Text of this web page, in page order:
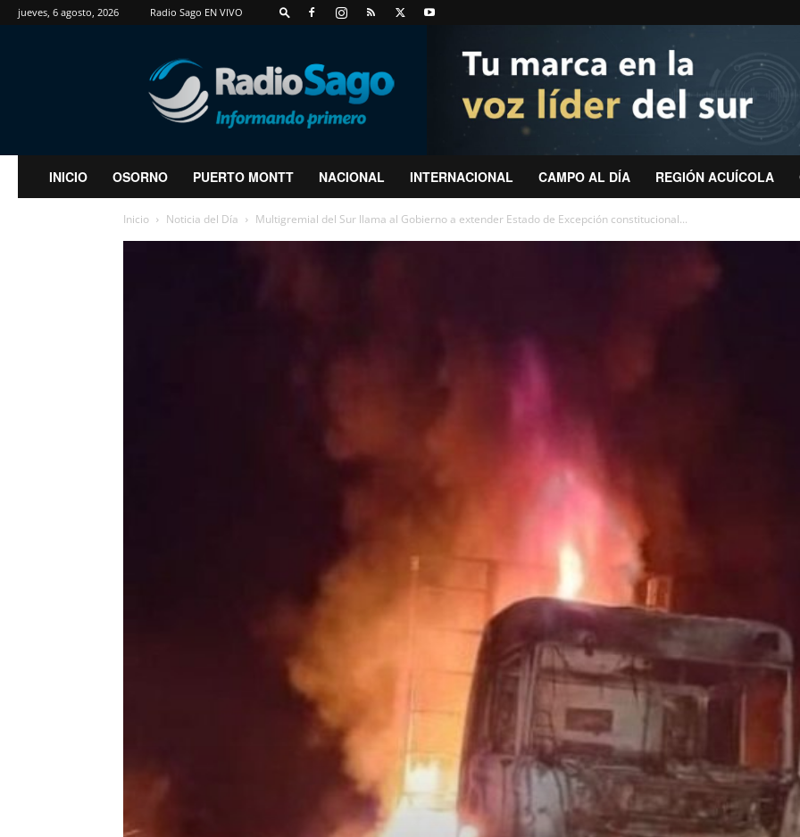
jueves, 6 agosto, 2026 Radio Sago EN VIVO
RadioSago
INICIO OSORNO PUERTO MONTT NACIONAL INTERNACIONAL CAMPO AL DÍA REGIÓN ACUÍCOLA
Inicio Noticia del Día Multigremial del Sur llama al Gobierno a extender Estado de Excepción constitucional...